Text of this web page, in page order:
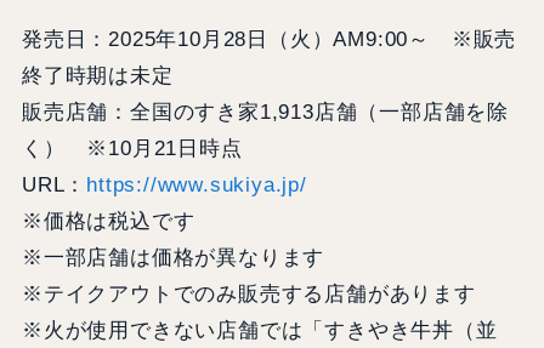
発売日：2025年10月28日（火）AM9:00～ ※販売
終了時期は未定
販売店舗：全国のすき家1,913店舗（一部店舗を除
く） ※10月21日時点
URL： https://www.sukiya.jp/
※価格は税込です
※一部店舗は価格が異なります
※テイクアウトでのみ販売する店舗があります
※火が使用できない店舗では「すきやき牛丼（並